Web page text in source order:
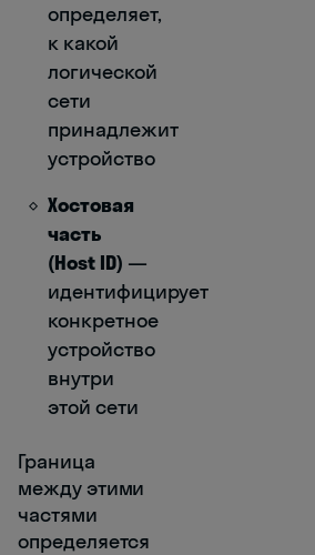
определяет,
к какой
логической
сети
принадлежит
устройство
Хостовая
часть
(Host ID) —
идентифицирует
конкретное
устройство
внутри
этой сети
Граница
между этими
частями
определяется